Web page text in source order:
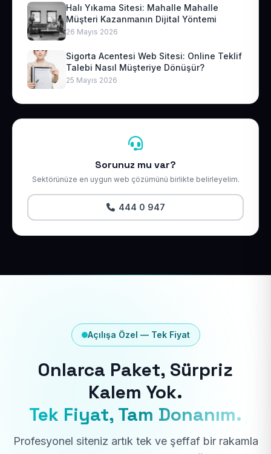
Halı Yıkama Sitesi: Mahalle Mahalle
Müşteri Kazanmanın Dijital Yöntemi
26 Mayıs 2026
Sigorta Acentesi Web Sitesi: Online Teklif
Talebi Nasıl Müşteriye Dönüşür?
25 Mayıs 2026
Sorunuz mu var?
Sektörünüze en uygun web çözümünü birlikte belirleyelim.
444 0 947
Açılışa Özel — Tek Fiyat
Onlarca Paket, Sürpriz
Kalem Yok.
Tek Fiyat, Tam Donanım.
Profesyonel siteniz artık tek ve şeffaf bir rakamla